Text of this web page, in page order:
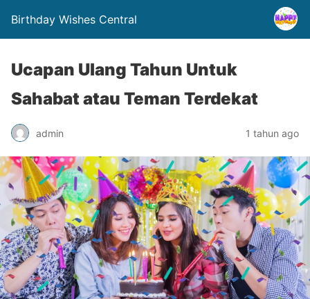
Birthday Wishes Central
Ucapan Ulang Tahun Untuk
Sahabat atau Teman Terdekat
admin 1 tahun ago